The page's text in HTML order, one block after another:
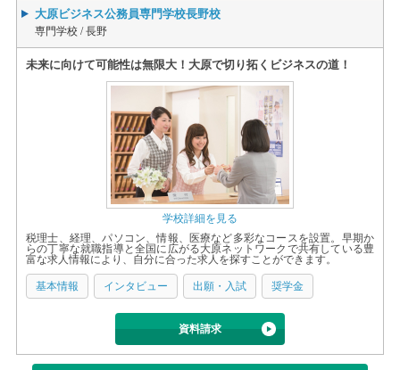
大原ビジネス公務員専門学校長野校
専門学校 /長野
未来に向けて可能性は無限大！大原で切り拓くビジネスの道！
学校詳細を見る
税理士、経理、パソコン、情報、医療など多彩なコースを設置。早期か
らの丁寧な就職指導と全国に広がる大原ネットワークで共有している豊
富な求人情報により、自分に合った求人を探すことができます。
基本情報 インタビュー 出願・入試 奨学金
資料請求